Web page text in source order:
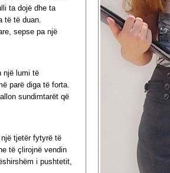
ta dojë dhe ta
të të duan.
sepse pa një
një lumi të
parë diga të forta.
sundimtarët që
tjetër fytyrë të
të çlirojnë vendin
i pushtetit,